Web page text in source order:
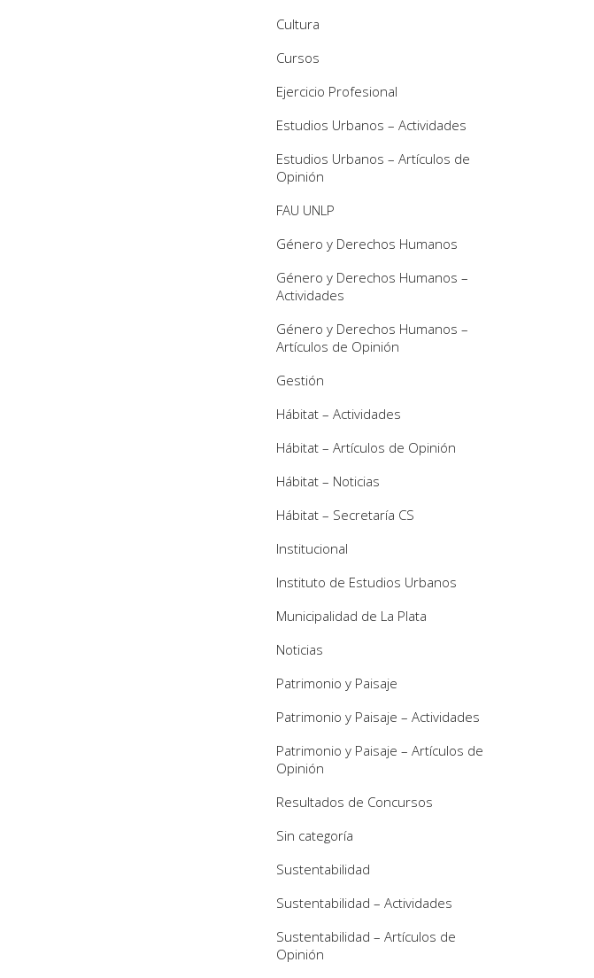
Cultura
Cursos
Ejercicio Profesional
Estudios Urbanos – Actividades
Estudios Urbanos – Artículos de
Opinión
FAU UNLP
Género y Derechos Humanos
Género y Derechos Humanos –
Actividades
Género y Derechos Humanos –
Artículos de Opinión
Gestión
Hábitat – Actividades
Hábitat – Artículos de Opinión
Hábitat – Noticias
Hábitat – Secretaría CS
Institucional
Instituto de Estudios Urbanos
Municipalidad de La Plata
Noticias
Patrimonio y Paisaje
Patrimonio y Paisaje – Actividades
Patrimonio y Paisaje – Artículos de
Opinión
Resultados de Concursos
Sin categoría
Sustentabilidad
Sustentabilidad – Actividades
Sustentabilidad – Artículos de
Opinión